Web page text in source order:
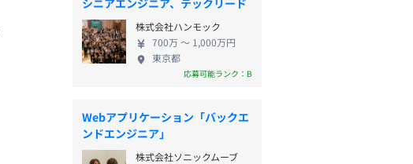
シニアエンジニア、テックリード
株式会社ハンモック
700万 〜 1,000万円
東京都
応募可能ランク：B
Webアプリケーション「バックエ
ンドエンジニア」
株式会社ソニックムーブ